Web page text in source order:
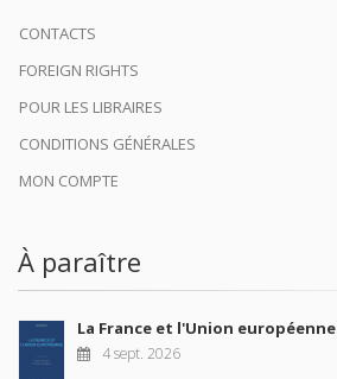
CONTACTS
FOREIGN RIGHTS
POUR LES LIBRAIRES
CONDITIONS GÉNÉRALES
MON COMPTE
À paraître
La France et l'Union européenne
4 sept. 2026